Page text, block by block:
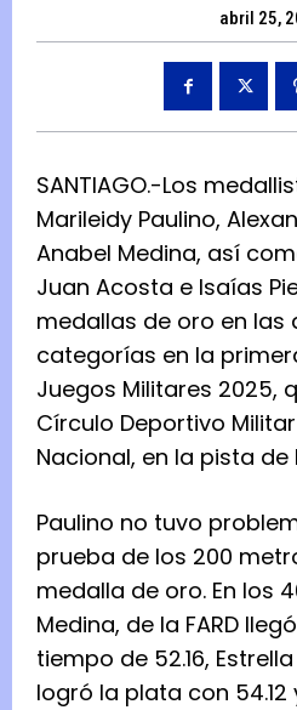
abril 25,
SANTIAGO.-Los
Marileidy Paulino,
Anabel Medina, así
Juan Acosta e Isaías
medallas de oro en las
categorías en la
Juegos Militares 2025,
Círculo Deportivo
Nacional, en la pista
Paulino no tuvo
prueba de los 200
medalla de oro. En los
Medina, de la FARD
tiempo de 52.16, Estrella
logró la plata con 54.12